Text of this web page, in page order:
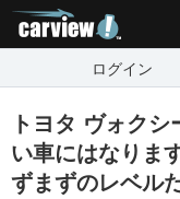
ログイン
トヨタ ヴォク
い車にはなりま
ずまずのレベル